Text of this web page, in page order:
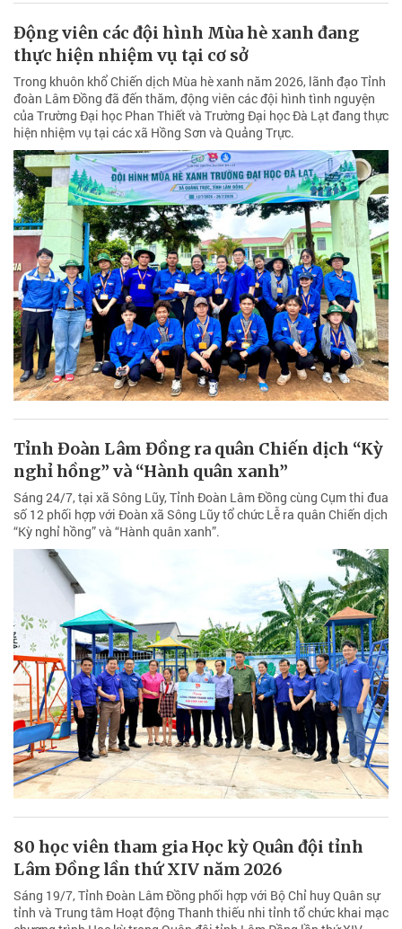
Động viên các đội hình Mùa hè xanh đang
thực hiện nhiệm vụ tại cơ sở
Trong khuôn khổ Chiến dịch Mùa hè xanh năm 2026, lãnh đạo Tỉnh
đoàn Lâm Đồng đã đến thăm, động viên các đội hình tình nguyện
của Trường Đại học Phan Thiết và Trường Đại học Đà Lạt đang thực
hiện nhiệm vụ tại các xã Hồng Sơn và Quảng Trực.
Tỉnh Đoàn Lâm Đồng ra quân Chiến dịch “Kỳ
nghỉ hồng” và “Hành quân xanh”
Sáng 24/7, tại xã Sông Lũy, Tỉnh Đoàn Lâm Đồng cùng Cụm thi đua
số 12 phối hợp với Đoàn xã Sông Lũy tổ chức Lễ ra quân Chiến dịch
“Kỳ nghỉ hồng” và “Hành quân xanh”.
80 học viên tham gia Học kỳ Quân đội tỉnh
Lâm Đồng lần thứ XIV năm 2026
Sáng 19/7, Tỉnh Đoàn Lâm Đồng phối hợp với Bộ Chỉ huy Quân sự
tỉnh và Trung tâm Hoạt động Thanh thiếu nhi tỉnh tổ chức khai mạc